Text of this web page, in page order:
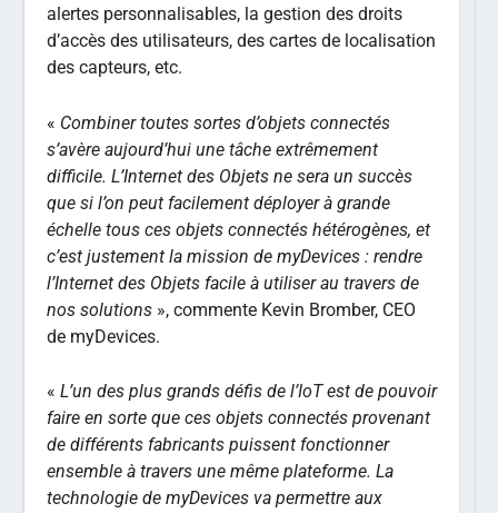
alertes personnalisables, la gestion des droits
d’accès des utilisateurs, des cartes de localisation
des capteurs, etc.
« Combiner toutes sortes d’objets connectés
s’avère aujourd’hui une tâche extrêmement
difficile.L’Internet des Objets ne sera un succès
que si l’on peut facilement déployer à grande
échelle tous ces objets connectés hétérogènes, et
c’est justement la mission de myDevices : rendre
l’Internet des Objets facile à utiliser au travers de
nos solutions », commente Kevin Bromber, CEO
de myDevices.
«L’un des plus grands défis de l’IoT est de pouvoir
faire en sorte que ces objets connectés provenant
de différents fabricants puissent fonctionner
ensemble à travers une même plateforme. La
technologie de myDevices va permettre aux